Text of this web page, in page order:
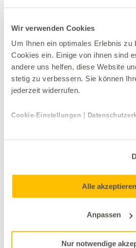
Wir verwenden Cookies
Um Ihnen ein optimales Erlebnis zu
Cookies ein. Einige von ihnen sind
andere uns helfen, diese Website
stetig zu verbessern. Sie können
jederzeit widerrufen.
Cookie-Einstellungen |
Alle akzeptieren
Anpassen
Nur notwendige
Sessel
Himolla